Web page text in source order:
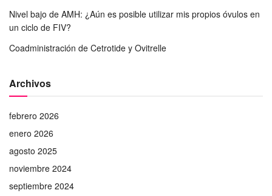
Nivel bajo de AMH: ¿Aún es posible utilizar mis propios óvulos en
un ciclo de FIV?
Coadministración de Cetrotide y Ovitrelle
Archivos
febrero 2026
enero 2026
agosto 2025
noviembre 2024
septiembre 2024